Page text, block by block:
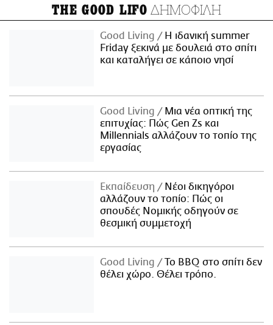
THE GOOD LIFO ΔΗΜΟΦΙΛΗ
Good Living
Η ιδανική summer
Friday ξεκινά με δουλειά στο σπίτι
και καταλήγει σε κάποιο νησί
Good Living
Μια νέα οπτική της
επιτυχίας: Πώς Gen Zs και
Millennials αλλάζουν το τοπίο της
εργασίας
Εκπαίδευση
Νέοι δικηγόροι
αλλάζουν το τοπίο: Πώς οι
σπουδές Νομικής οδηγούν σε
θεσμική συμμετοχή
Good Living
Το BBQ στο σπίτι δεν
θέλει χώρο. Θέλει τρόπο.